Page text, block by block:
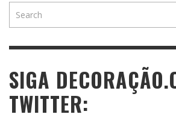
SIGA
TWITTER: